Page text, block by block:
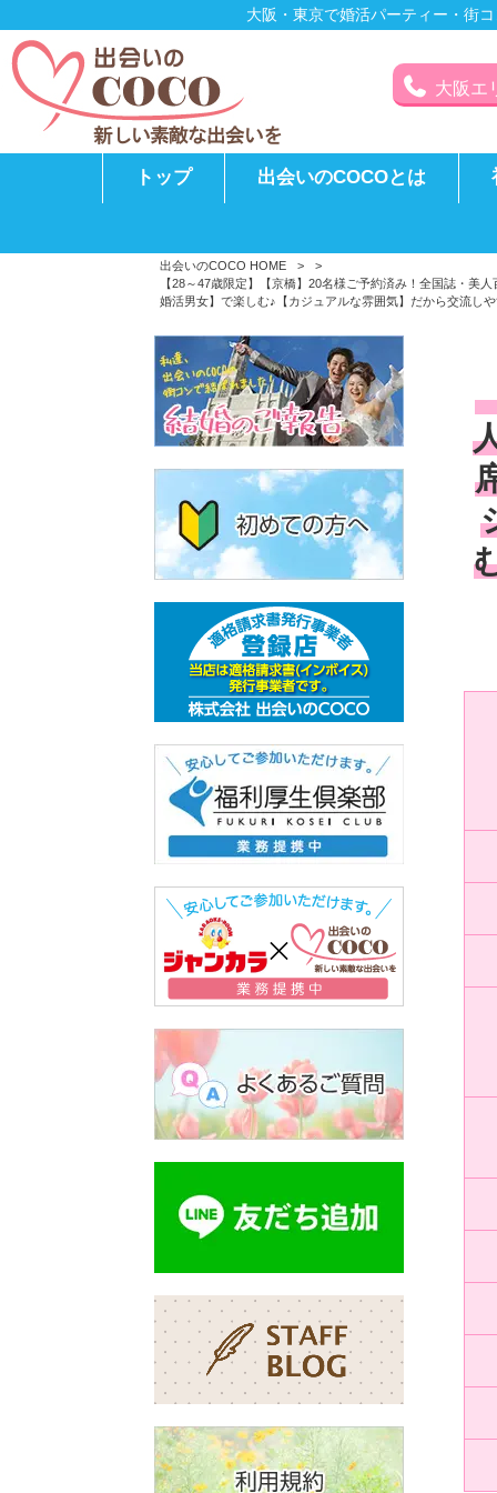
大阪・東京で婚活パーティー・街
大阪エ
トップ 出会いのCOCOとは
出会いのCOCO HOME >
>
【28～47歳限定】【京橋】20名様ご予約済み！全国誌・美
婚活男女】で楽しむ♪【カジュアルな雰囲気】だから交流し